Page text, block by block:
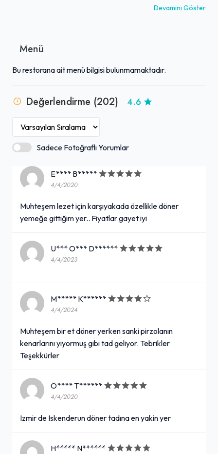
Lokantalar Caddesi ve Gaziemir gibi bölgelerdeki
sunduğu eşsiz lezzetlerle dikkat çekmektedir.
Devamını Göster
Menü
Bu restorana ait menü bilgisi bulunmamaktadır.
Değerlendirme (202) 4.6
Sadece Fotoğraflı Yorumlar
E**** B*****
4/4/2020
Muhteşem lezet için karşıyakada özellikle döner
yemeğe gittiğim yer.. Fiyatlar gayet iyi
U*** O*** D******
4/4/2023
M***** K******
4/4/2024
Muhteşem bir et döner yerken sanki pirzolanın
kenarlarını yiyormuş gibi tad geliyor. Tebrikler
Teşekkürler
Ö**** T******
4/4/2020
Izmir de Iskenderun döner tadına en yakin yer
H***** N******